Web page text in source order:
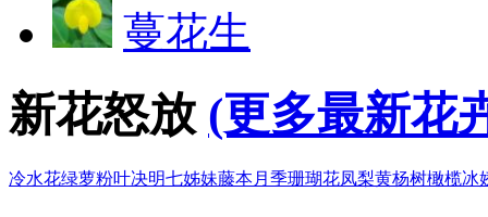
蔓花生
新花怒放 (更多最新花
冷水花绿萝粉叶决明七姊妹藤本月季珊瑚花凤梨黄杨树橄榄冰